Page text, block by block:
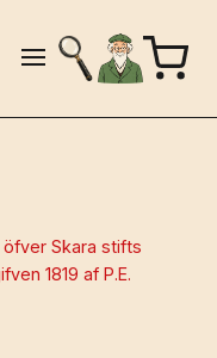
öfver Skara stifts
1819 af P.E.